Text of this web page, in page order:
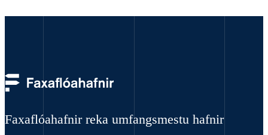
Faxaflóahafnir reka umfangsmestu hafnir